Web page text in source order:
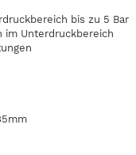
bis zu 5 Bar
im Unterdruckbereich